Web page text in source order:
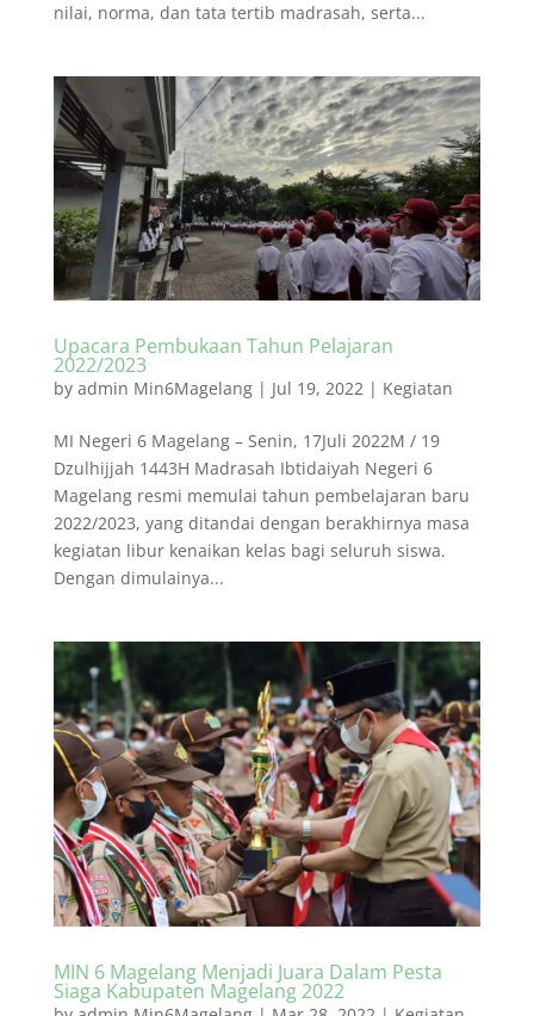
nilai, norma, dan tata tertib madrasah, serta...
Upacara Pembukaan Tahun Pelajaran
2022/2023
by admin Min6Magelang| Jul 19, 2022 | Kegiatan
MI Negeri 6 Magelang – Senin, 17Juli 2022M / 19
Dzulhijjah 1443H Madrasah Ibtidaiyah Negeri 6
Magelang resmi memulai tahun pembelajaran baru
2022/2023, yang ditandai dengan berakhirnya masa
kegiatan libur kenaikan kelas bagi seluruh siswa.
Dengan dimulainya...
MIN 6 Magelang Menjadi Juara Dalam Pesta
Siaga Kabupaten Magelang 2022